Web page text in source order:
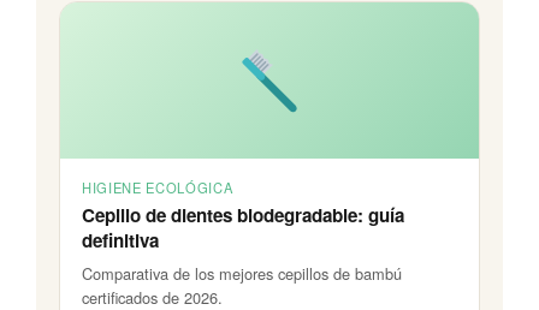
HIGIENE ECOLÓGICA
Cepillo de dientes biodegradable: guía
definitiva
Comparativa de los mejores cepillos de bambú
certificados de 2026.